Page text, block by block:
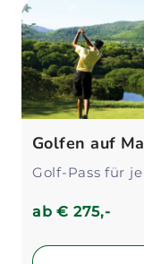
Golfen auf
Golf-Pass für
ab€ 275,-